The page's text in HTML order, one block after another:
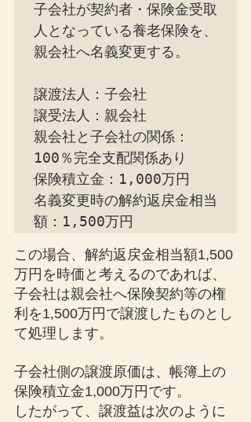
子会社が契約者・保険金受取
人となっている養老保険を、
親会社へ名義変更する。
譲渡法人：子会社
譲受法人：親会社
親会社と子会社の関係：
100％完全支配関係あり
保険積立金：1,000万円
名義変更時の解約返戻金相当
額：1,500万円
この場合、解約返戻金相当額1,500
万円を時価と考えるのであれば、
子会社は親会社へ保険契約等の権
利を1,500万円で譲渡したものとし
て処理します。
子会社側の譲渡原価は、帳簿上の
保険積立金1,000万円です。
したがって、譲渡益は次のように